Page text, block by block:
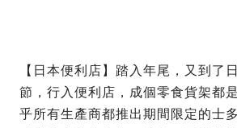
【日本便利店】踏入年尾，又到了
節，行入便利店，成個零食貨架都
乎所有生產商都推出期間限定的士